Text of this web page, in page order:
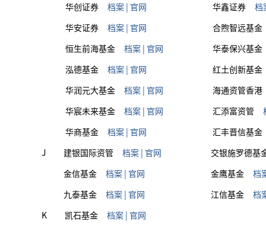
华创证券
档案 | 官网 华鑫证券
档
华安证券
档案 | 官网
合煦智远基金
恒生前海基金
档案 | 官网
华泰保兴基金
泓德基金
档案 | 官网
红土创新基金
华润元大基金
档案 | 官网
海通资管香港
华宸未来基金
档案 | 官网 汇添富资管
华商基金
档案 | 官网
汇丰晋信基金
J
建银国际资管 档案 | 官网
交银施罗德基
金信基金
档案 | 官网 金鹰基金
档
九泰基金
档案 | 官网 江信基金
档
K
凯石基金 档案 | 官网